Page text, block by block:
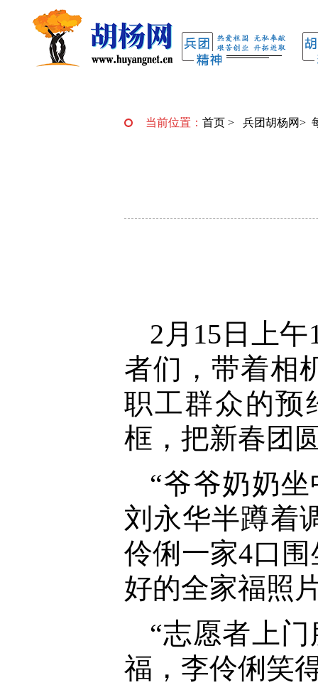
当前位置： 首页 > 兵团胡杨网>
2月15日上
者们，带着相
职工群众的预
框，把新春团
“爷爷奶奶
刘永华半蹲着
伶俐一家4口
好的全家福照
“志愿者上
福，李伶俐笑